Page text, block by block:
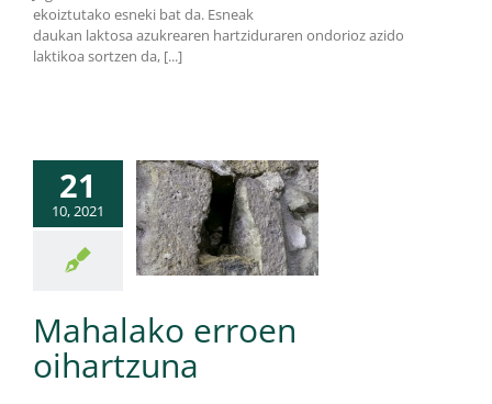
ekoiztutako esneki bat da. Esneak
daukan laktosa azukrearen hartziduraren ondorioz azido
laktikoa sortzen da, [...]
21
10, 2021
Mahalako erroen
oihartzuna